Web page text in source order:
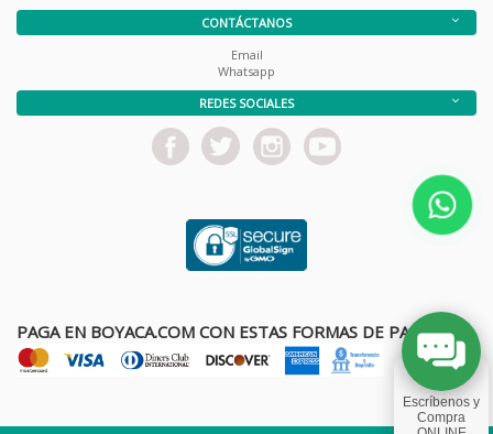
CONTÁCTANOS
Email
Whatsapp
REDES SOCIALES
PAGA EN BOYACA.COM CON ESTAS FORMAS DE PAGO